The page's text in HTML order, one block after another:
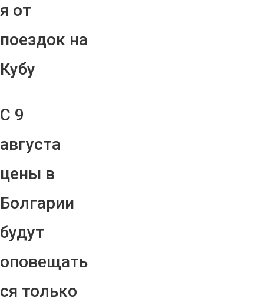
я от
поездок на
Кубу
С 9
августа
цены в
Болгарии
будут
оповещать
ся только